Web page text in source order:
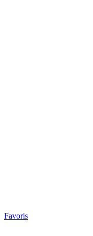
Favoris